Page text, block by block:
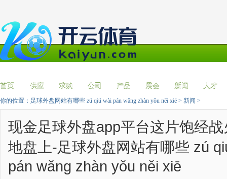
首页 供应 求购 公司 产品 展会 新闻 人才
你的位置： 足球外盘网站有哪些 zú qiú wài pán wǎng zhàn yǒu něi xiē > 新闻 >
现金足球外盘app平台这片饱经
地盘上-足球外盘网站有哪些 zú
pán wǎng zhàn yǒu něi xiē